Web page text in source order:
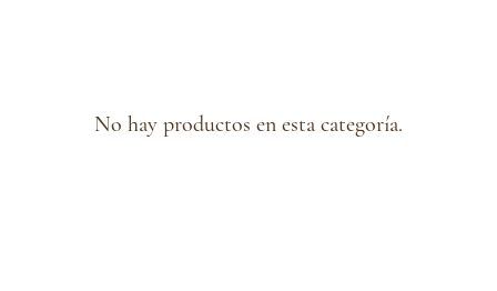
No hay productos en esta categoría.